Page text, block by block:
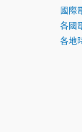
國際
各國
各地